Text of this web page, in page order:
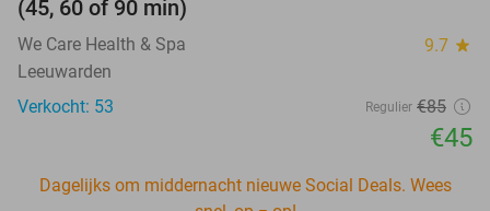
(45, 60 of 90 min)
We Care Health & Spa 9.7 star
Leeuwarden
Verkocht: 53
Regulier €85
€45
Dagelijks om middernacht nieuwe Social Deals. Wees